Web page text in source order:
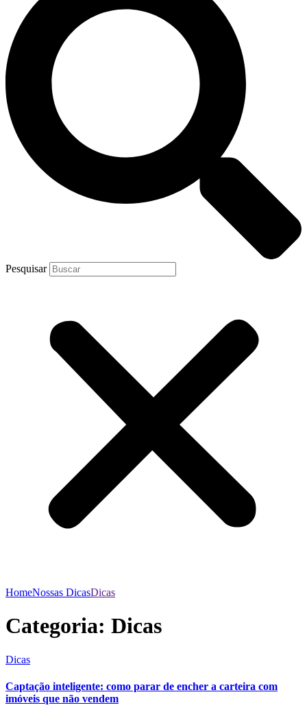
Pesquisar
HomeNossas DicasDicas
Categoria: Dicas
Dicas
Captação inteligente: como parar de encher a carteira com
imóveis que não vendem